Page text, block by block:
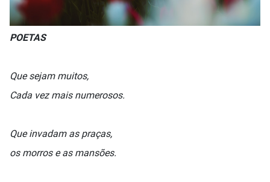
POETAS
Que sejam muitos,
Cada vez mais numerosos.
Que invadam as praças,
os morros e as mansões.